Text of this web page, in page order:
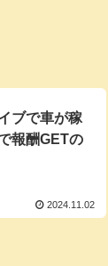
ブで車が稼
報酬GETの
2024.11.02